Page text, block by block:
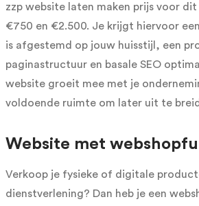
zzp website laten maken prijs voor
€750 en €2.500. Je krijgt hiervoor
is afgestemd op jouw huisstijl, een
paginastructuur en basale SEO
website groeit mee met je
voldoende ruimte om later uit te
Website met
Verkoop je fysieke of digitale
dienstverlening? Dan heb je een